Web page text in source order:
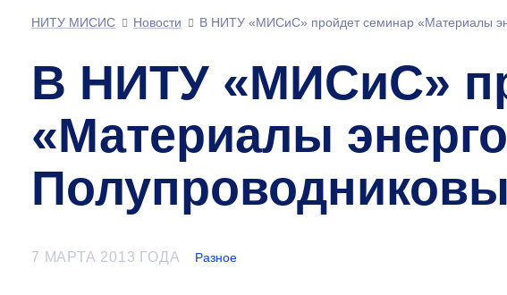
НИТУ МИСИС Новости В НИТУ «МИСиС» пройдет семинар «Материалы
В НИТУ «МИСиС»
«Материалы
7 МАРТА 2013 ГОДА Разное